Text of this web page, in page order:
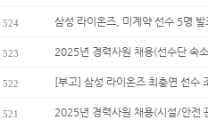
524 삼성 라이온즈, 미계약 선수 5명 발
523 2025년 경력사원 채용(선수단 숙
522 [부고] 삼성 라이온즈 최충연 선수
521 2025년 경력사원 채용(시설/안전